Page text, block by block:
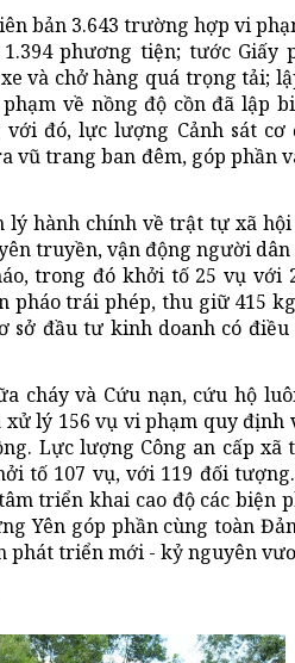
bản 3.643 trường hợp vi
phương tiện; tước
và chở hàng quá trọng tải;
về nồng độ cồn đã lập
với đó, lực lượng Cảnh sát
vũ trang ban đêm, góp phần
lý hành chính về trật tự xã
truyền, vận động người
trong đó khởi tố 25 vụ với
pháo trái phép, thu giữ 415
sở đầu tư kinh doanh có
cháy và Cứu nạn, cứu hộ
lý 156 vụ vi phạm quy định
Lực lượng Công an cấp
tố 107 vụ, với 119 đối
triển khai cao độ các biện
Yên góp phần cùng toàn
phát triển mới - kỷ nguyên